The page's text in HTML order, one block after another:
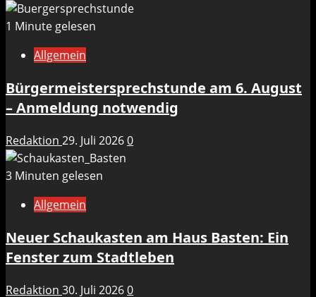
1 Minute gelesen
Allgemein
Bürgermeistersprechstunde am 6. August
– Anmeldung notwendig
Redaktion 29. Juli 20260
3 Minuten gelesen
Allgemein
Neuer Schaukasten am Haus Basten: Ein
Fenster zum Stadtleben
Redaktion 30. Juli 20260